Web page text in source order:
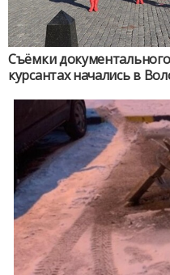
Съёмки
курсантах начались в